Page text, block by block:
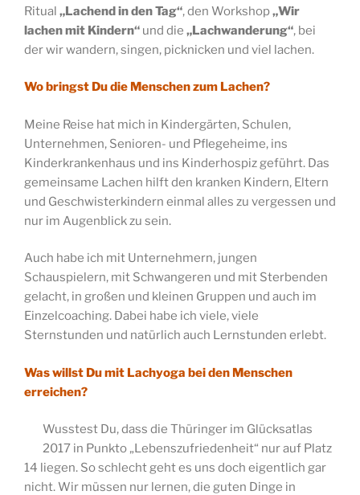
Ritual „Lachend in den Tag“, den Workshop„Wir
lachen mit Kindern“ und die „Lachwanderung“, bei
der wir wandern, singen, picknicken und viel lachen.
Wo bringst Du die Menschen zum Lachen?
Meine Reise hat mich in Kindergärten, Schulen,
Unternehmen, Senioren- und Pflegeheime, ins
Kinderkrankenhaus und ins Kinderhospiz geführt. Das
gemeinsame Lachen hilft den kranken Kindern, Eltern
und Geschwisterkindern einmal alles zu vergessen und
nur im Augenblick zu sein.
Auch habe ich mit Unternehmern, jungen
Schauspielern, mit Schwangeren und mit Sterbenden
gelacht, in großen und kleinen Gruppen und auch im
Einzelcoaching. Dabei habe ich viele, viele
Sternstunden und natürlich auch Lernstunden erlebt.
Was willst Du mit Lachyoga bei den Menschen
erreichen?
Wusstest Du, dass die Thüringer im Glücksatlas
2017 in Punkto „Lebenszufriedenheit“ nur auf Platz
14 liegen. So schlecht geht es uns doch eigentlich gar
nicht. Wir müssen nur lernen, die guten Dinge in